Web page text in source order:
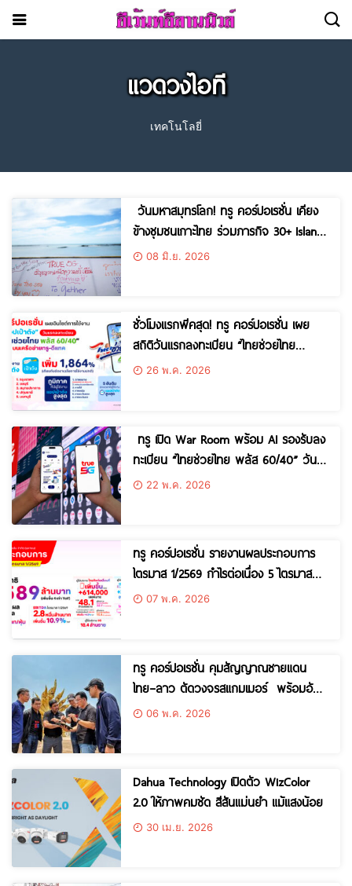
แวดวงไอที
เทคโนโลยี่
วันมหาสมุทรโลก! ทรู คอร์ปอเรชั่น เคียง
ข้างชุมชนเกาะไทย ร่วมภารกิจ 30+ Islands
Clean-Up: So Cool Mission 2026
08 มิ.ย. 2026
ชั่วโมงแรกพีคสุด! ทรู คอร์ปอเรชั่น เผย
สถิติวันแรกลงทะเบียน “ไทยช่วยไทย
พลัส 60/40” ดันยอดผู้ใช้แอปเป๋าตังพุ่ง
26 พ.ค. 2026
ทรู เปิด War Room พร้อม AI รองรับลง
ทะเบียน “ไทยช่วยไทย พลัส 60/40” วัน
แรก 25 พ.ค. นี้
22 พ.ค. 2026
ทรู คอร์ปอเรชั่น รายงานผลประกอบการ
ไตรมาส 1/2569 กำไรต่อเนื่อง 5 ไตรมาส
จ่ายเงินปันผลระหว่างกาล 4.8 พันล้าน
07 พ.ค. 2026
ทรู คอร์ปอเรชั่น คุมสัญญาณชายแดน
ไทย–ลาว ตัดวงจรสแกมเมอร์ พร้อมอัป
เกรดสัญญาณเน็ตหนุนชาวบ้านริมโขง
06 พ.ค. 2026
Dahua Technology เปิดตัว WizColor
2.0 ให้ภาพคมชัด สีสันแม่นยำ แม้แสงน้อย
30 เม.ย. 2026